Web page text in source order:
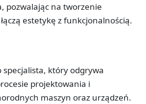
pozwalając na tworzenie
estetykę z funkcjonalnością.
specjalista, który odgrywa
projektowania i
maszyn oraz urządzeń.